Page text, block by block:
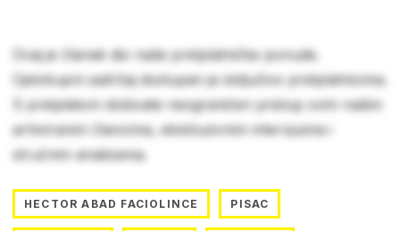
Ovaj je članak dio naše pretplatničke ponude.
Cjelokupni sadržaj dostupan je isključivo pretplatnicima.
S pretplatom dobivate neograničen pristup svim našim
arhiviranim člancima, ekskluzivnim intervjuima i
stručnim analizama.
HECTOR ABAD FACIOLINCE PISAC